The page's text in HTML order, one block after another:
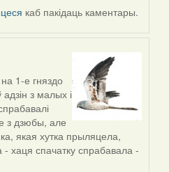
каб пакідаць каментары.
1-е гняздо
з малых і
з дзюбы, але
якая хутка прыляцела,
хаця спачатку спрабавала -